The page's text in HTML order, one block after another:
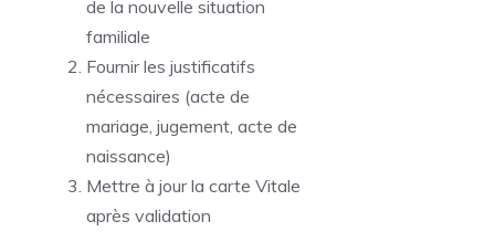
de la nouvelle situation
familiale
Fournir les justificatifs
nécessaires (acte de
mariage, jugement, acte de
naissance)
Mettre à jour la carte Vitale
après validation